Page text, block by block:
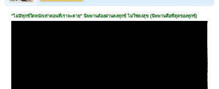
"ไม่มีทุกข์ใดหนักเท่าตอนที่เราจะตาย" นิพพานต้องผ่านดงทุกข์ ไม่ใช่ดงสุข (นิพพานคือที่สุดของทุกข์)